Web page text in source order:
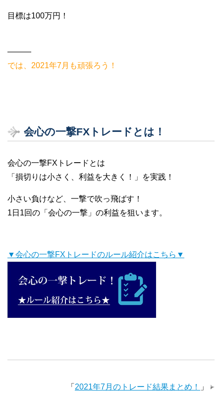
目標は100万円！
———
では、2021年7月も頑張ろう！
会心の一撃FXトレードとは！
会心の一撃FXトレードとは
「損切りは小さく、利益を大きく！」を実践！
小さい負けなど、一撃で吹っ飛ばす！
1日1回の「会心の一撃」の利益を狙います。
▼会心の一撃FXトレードのルール紹介はこちら▼
「 2021年7月のトレード結果まとめ！ 」